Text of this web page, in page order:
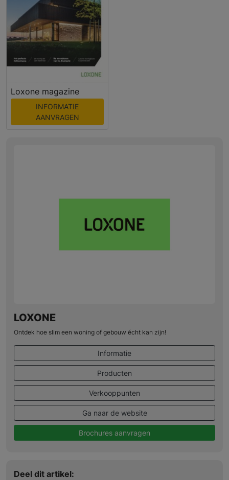
Loxone magazine
INFORMATIE
AANVRAGEN
LOXONE
Ontdek hoe slim een woning of gebouw écht kan zijn!
Informatie
Producten
Verkooppunten
Ga naar de website
Brochures aanvragen
Deel dit artikel: